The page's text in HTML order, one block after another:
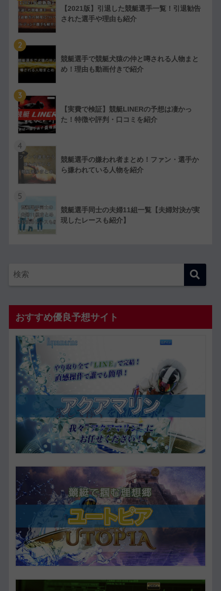
【2021版】引退した競艇選手一覧！引退勧告
された選手や理由も紹介
2
競艇選手で競艇犬猿の仲と噂される人物まと
め！理由も動画付きで紹介
3
【実費で検証】競艇LINERの予想は凄かっ
た！特徴や評判・口コミを紹介
4
競艇選手の嫌われ者まとめ！ファン・選手か
ら嫌われている人物を紹介
5
競艇選手同士の夫婦11組一覧【夫婦対決が実
現したレースも紹介】
おすすめ優良予想サイト